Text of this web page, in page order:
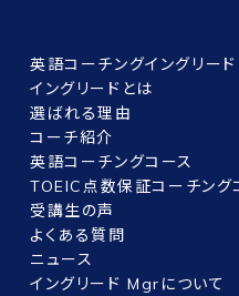
英語コーチングイングリー
イングリードとは
選ばれる理由
コーチ紹介
英語コーチングコース
TOEIC点数保証コーチング
受講生の声
よくある質問
ニュース
イングリード Mgrについて